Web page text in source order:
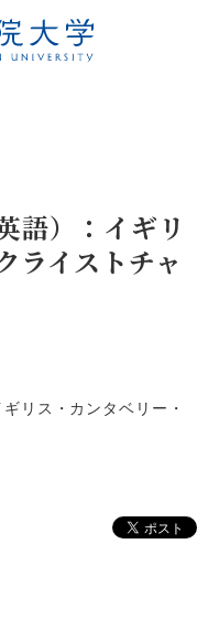
語）：イギリ
ライストチャ
リス・カンタベリー・